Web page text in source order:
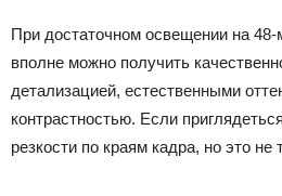
При достаточном освещении на 48-
вполне можно получить
детализацией, естественными
контрастностью. Если
резкости по краям кадра, но это не